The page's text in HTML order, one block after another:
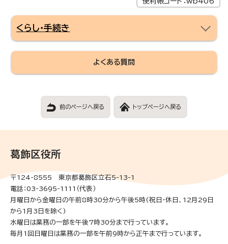
くらし・手続き
よくある質問
前のページへ戻る トップページへ戻る
葛飾区役所
〒124-8555 東京都葛飾区立石5-13-1
電話：03-3695-1111（代表）
月曜日から金曜日の午前8時30分から午後5時(祝日・休日、12月29日
から1月3日を除く)
水曜日は業務の一部を午後7時30分まで行っています。
毎月1回日曜日は業務の一部を午前9時から正午まで行っています。